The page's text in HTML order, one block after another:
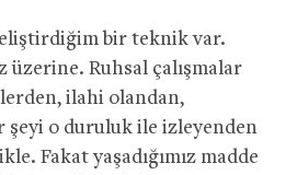
bir teknik var.
üzerine. Ruhsal çalışmalar
ilahi olandan,
şeyi o duruluk ile izleyenden
Fakat yaşadığımız madde